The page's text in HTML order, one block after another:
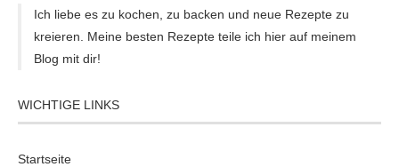
Ich liebe es zu kochen, zu backen und neue Rezepte zu
kreieren. Meine besten Rezepte teile ich hier auf meinem
Blog mit dir!
WICHTIGE LINKS
Startseite